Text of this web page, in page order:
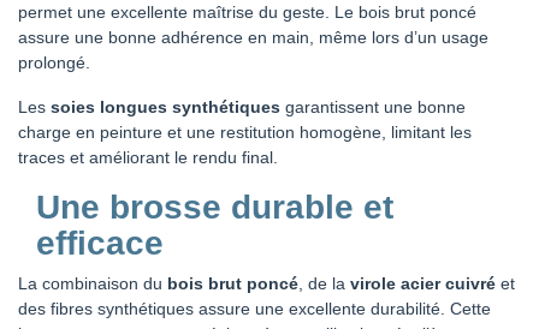
permet une excellente maîtrise du geste. Le bois brut poncé
assure une bonne adhérence en main, même lors d’un usage
prolongé.
Les soies longues synthétiques garantissent une bonne
charge en peinture et une restitution homogène, limitant les
traces et améliorant le rendu final.
Une brosse durable et
efficace
La combinaison du bois brut poncé , de la virole acier cuivré et
des fibres synthétiques assure une excellente durabilité. Cette